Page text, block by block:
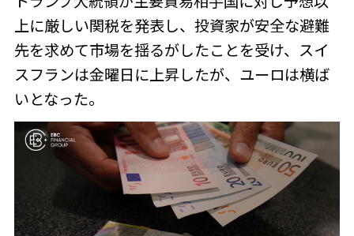
上に厳しい関税を発表し、投資家が安全な避難
先を求めて市場を揺るがしたことを受け、スイ
スフランは金曜日に上昇したが、ユーロは横ば
いとなった。